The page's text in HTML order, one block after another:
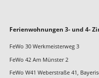
Navigation
Ferienwohnungen 3- und 4-
FeWo 30 Werkmeisterweg 3
FeWo 42 Am Münster 2
FeWo W41 Weberstraße 41,